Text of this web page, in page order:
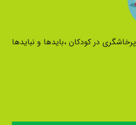
پرخاشگری در کودکان ،بایدها و نبایدها